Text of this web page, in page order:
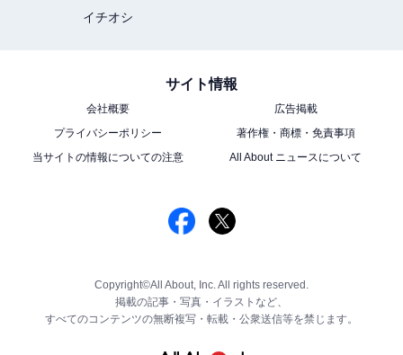
イチオシ
サイト情報
会社概要
広告掲載
プライバシーポリシー
著作権・商標・免責事項
当サイトの情報についての注意
All About ニュースについて
Copyright©All About, Inc. All rights reserved.
掲載の記事・写真・イラストなど、
すべてのコンテンツの無断複写・転載・公衆送信等を禁じます。